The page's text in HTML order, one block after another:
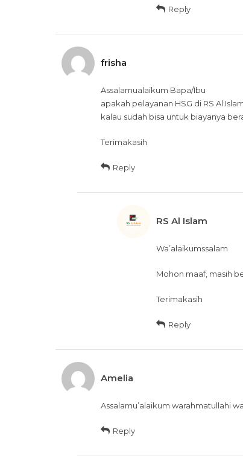
Reply
frisha
Assalamualaikum Bapa/Ibu
apakah pelayanan HSG di RS Al
kalau sudah bisa untuk biayanya
Terimakasih
Reply
RS Al Islam
Wa’alaikumssalam
Mohon maaf, masih
Terimakasih
Reply
Amelia
Assalamu’alaikum warahmatullahi
Reply